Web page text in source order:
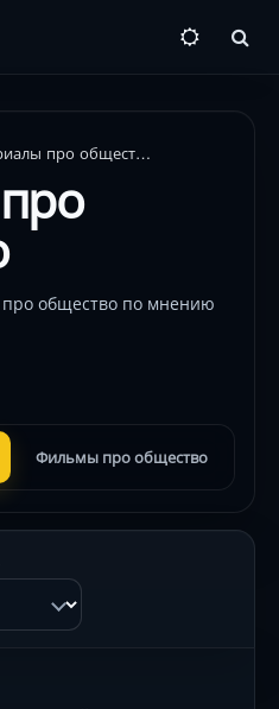
Сериалы про общество
общество по мнению
Фильмы про общество